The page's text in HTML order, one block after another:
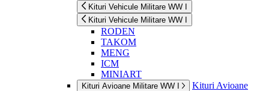
Kituri Vehicule Militare WW I
Kituri Vehicule Militare WW I
RODEN
TAKOM
MENG
ICM
MINIART
Kituri Avioane Militare WW I
Kituri Avioane